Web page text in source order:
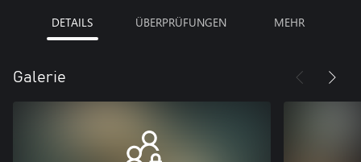
DETAILS ÜBERPRÜFUNGEN MEHR
Galerie